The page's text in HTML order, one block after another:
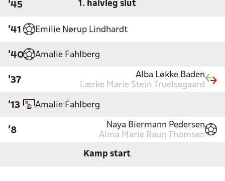
'45 1. halvleg slut
'41 Emilie Nørup Lindhardt
'40 Amalie Fahlberg
'37
Alba Løkke Baden
Lærke Marie Stein Truelsegaard
'13 Amalie Fahlberg
'8
Naya Biermann Pedersen
Alma Marie Raun Thomsen
Kamp start